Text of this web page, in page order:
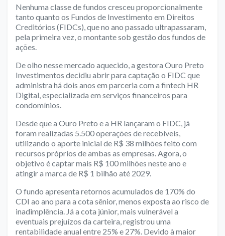
Nenhuma classe de fundos cresceu proporcionalmente
tanto quanto os Fundos de Investimento em Direitos
Creditórios (FIDCs), que no ano passado ultrapassaram,
pela primeira vez, o montante sob gestão dos fundos de
ações.
De olho nesse mercado aquecido, a gestora Ouro Preto
Investimentos decidiu abrir para captação o FIDC que
administra há dois anos em parceria com a fintech HR
Digital, especializada em serviços financeiros para
condomínios.
Desde que a Ouro Preto e a HR lançaram o FIDC, já
foram realizadas 5.500 operações de recebíveis,
utilizando o aporte inicial de R$ 38 milhões feito com
recursos próprios de ambas as empresas. Agora, o
objetivo é captar mais R$ 100 milhões neste ano e
atingir a marca de R$ 1 bilhão até 2029.
O fundo apresenta retornos acumulados de 170% do
CDI ao ano para a cota sênior, menos exposta ao risco de
inadimplência. Já a cota júnior, mais vulnerável a
eventuais prejuízos da carteira, registrou uma
rentabilidade anual entre 25% e 27%. Devido à maior